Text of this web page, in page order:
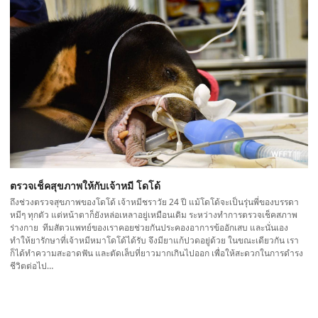
ตรวจเช็คสุขภาพให้กับเจ้าหมี โดโด้
ถึงช่วงตรวจสุขภาพของโดโด้ เจ้าหมีชราวัย 24 ปี แม้โดโด้จะเป็นรุ่นพี่ของบรรดา
หมีๆ ทุกตัว แต่หน้าตาก็ยังหล่อเหลาอยู่เหมือนเดิม ระหว่างทำการตรวจเช็คสภาพ
ร่างกาย ทีมสัตวแพทย์ของเราคอยช่วยกันประคองอาการข้ออักเสบ และนั่นเอง
ทำให้ยารักษาที่เจ้าหมีหมาโดโด้ได้รับ จึงมียาแก้ปวดอยู่ด้วย ในขณะเดียวกัน เรา
ก็ได้ทำความสะอาดฟัน และตัดเล็บที่ยาวมากเกินไปออก เพื่อให้สะดวกในการดำรง
ชีวิตต่อไป…